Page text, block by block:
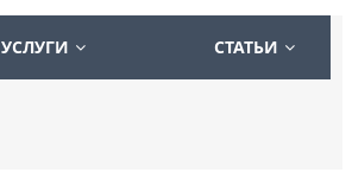
УСЛУГИ СТАТЬИ